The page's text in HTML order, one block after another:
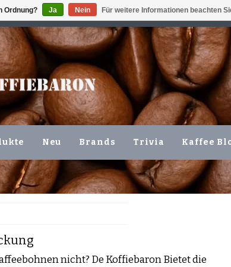
!!! ODER ABHOLUNG IN DEN NIEDERLANDEN
Neu Brands Trivia Kaffee
nicht? De Koffiebaron Bietet die
Ordnung? Ja Nein Für weitere Informationen beachten